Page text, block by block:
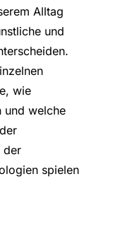
Alltag
und
wie
und welche
der
spielen